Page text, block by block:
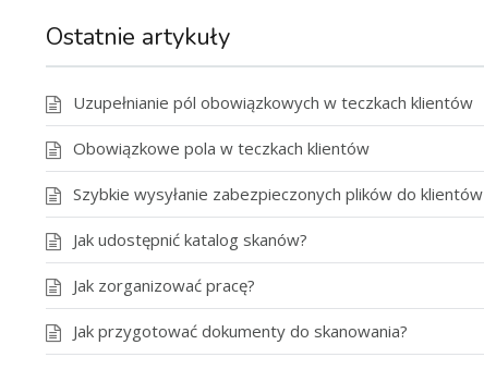
Ostatnie artykuły
Uzupełnianie pól obowiązkowych w teczkach klientów
Obowiązkowe pola w teczkach klientów
Szybkie wysyłanie zabezpieczonych plików do klientów
Jak udostępnić katalog skanów?
Jak zorganizować pracę?
Jak przygotować dokumenty do skanowania?